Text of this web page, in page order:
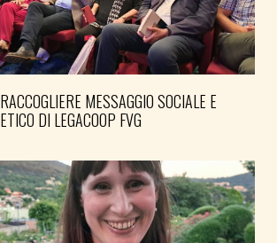
RACCOGLIERE MESSAGGIO SOCIALE E
ETICO DI LEGACOOP FVG